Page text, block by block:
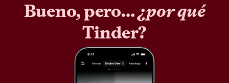
Bueno, pero…¿por qué
Tinder?